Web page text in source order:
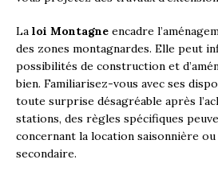
La loi Montagne encadre
des zones montagnardes. Elle peut
possibilités de construction et
bien. Familiarisez-vous avec ses
toute surprise désagréable après
stations, des règles spécifiques
concernant la location saisonnière
secondaire.